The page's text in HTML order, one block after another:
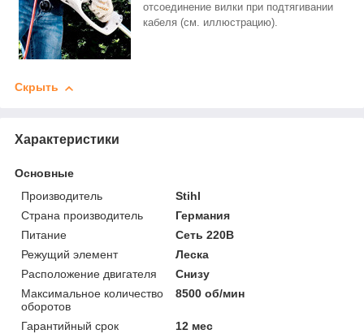
отсоединение вилки при подтягивании
кабеля (см. иллюстрацию).
Скрыть
Характеристики
Основные
Производитель
Stihl
Страна производитель
Германия
Питание
Сеть 220В
Режущий элемент
Леска
Расположение двигателя
Снизу
Максимальное количество
оборотов
8500 об/мин
Гарантийный срок
12 мес